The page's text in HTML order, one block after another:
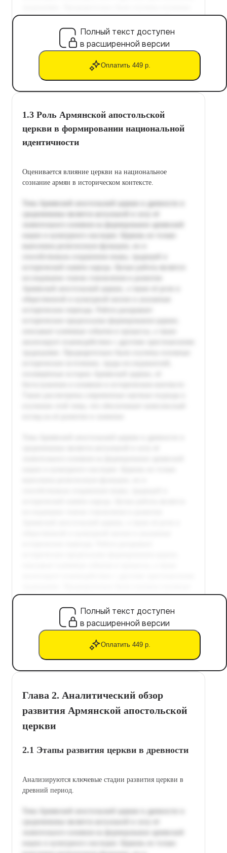
Полный текст доступен
в расширенной версии
Оплатить 449 р.
1.3 Роль Армянской апостольской
церкви в формировании национальной
идентичности
Оценивается влияние церкви на национальное
сознание армян в историческом контексте.
Полный текст доступен
в расширенной версии
Оплатить 449 р.
Глава 2. Аналитический обзор
развития Армянской апостольской
церкви
2.1 Этапы развития церкви в древности
Анализируются ключевые стадии развития церкви в
древний период.